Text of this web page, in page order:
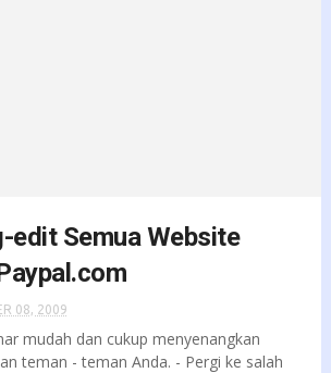
edit Semua Website
08, 2009
mudah dan cukup menyenangkan
teman - teman Anda. - Pergi ke salah